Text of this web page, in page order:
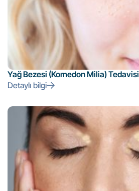
Yağ Bezesi (Komedon Milia) Tedavisi
Detaylı bilgi